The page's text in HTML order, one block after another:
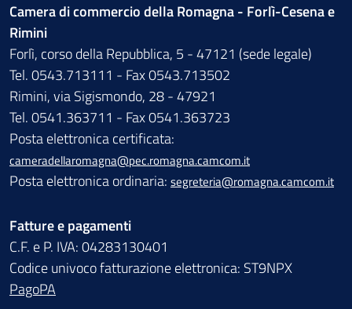
Camera di commercio della Romagna - Forlì-Cesena e
Rimini
Forlì, corso della Repubblica, 5 - 47121 (sede legale)
Tel. 0543.713111 - Fax 0543.713502
Rimini, via Sigismondo, 28 - 47921
Tel. 0541.363711 - Fax 0541.363723
Posta elettronica certificata:
cameradellaromagna@pec.romagna.camcom.it
Posta elettronica ordinaria: segreteria@romagna.camcom.it
Fatture e pagamenti
C.F. e P. IVA: 04283130401
Codice univoco fatturazione elettronica: ST9NPX
PagoPA